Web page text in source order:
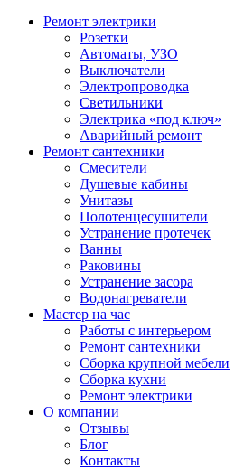
Ремонт электрики
Розетки
Автоматы, УЗО
Выключатели
Электропроводка
Светильники
Электрика «под ключ»
Аварийный ремонт
Ремонт сантехники
Смесители
Душевые кабины
Унитазы
Полотенцесушители
Устранение протечек
Ванны
Раковины
Устранение засора
Водонагреватели
Мастер на час
Работы с интерьером
Ремонт сантехники
Сборка крупной мебели
Сборка кухни
Ремонт электрики
О компании
Отзывы
Блог
Контакты